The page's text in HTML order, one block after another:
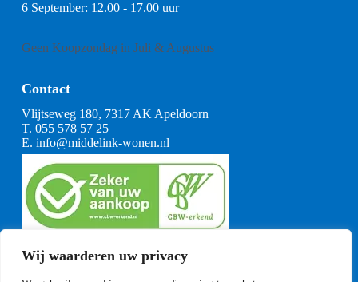
Wij waarderen uw privacy
6 September: 12.00 - 17.00 uur
Geen Koopzondag in Juli & Augustus
Contact
Vlijtseweg 180, 7317 AK Apeldoorn
T. 055 578 57 25
E. info@middelink-wonen.nl
KvK: 08164360
BTW: NL001377739B29